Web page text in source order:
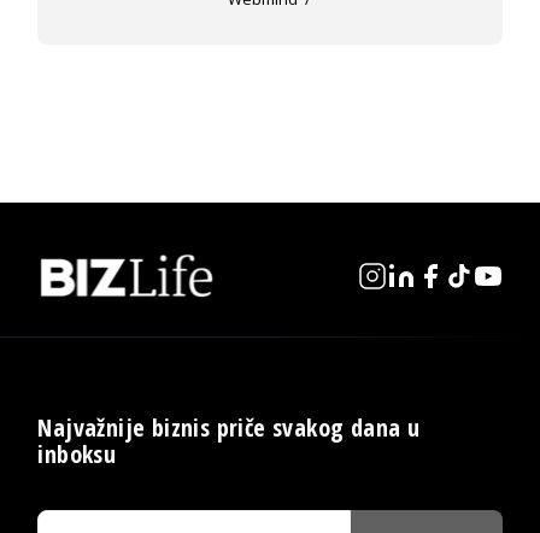
Najvažnije biznis priče svakog dana u
inboksu